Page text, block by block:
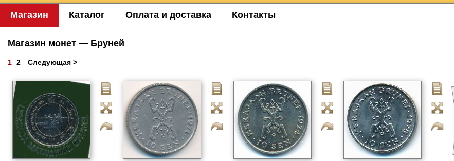
Магазин Каталог Оплата и доставка Контакты
Магазин монет — Бруней
1 2 Следующая >